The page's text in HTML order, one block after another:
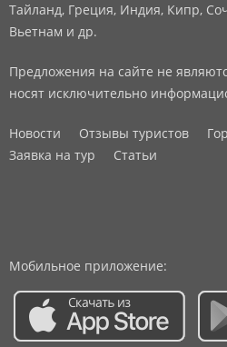
Тайланд, Греция, Индия, Кипр,
Вьетнам и др.
Предложения на сайте не
носят исключительно
Новости Отзывы туристов
Заявка на тур
Статьи
Мобильное приложение: